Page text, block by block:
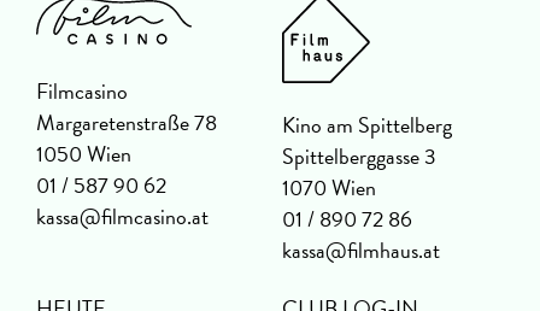
Filmcasino
Margaretenstraße 78
1050 Wien
01 / 587 90 62
kassa@filmcasino.at
Kino am Spittelberg
Spittelberggasse 3
1070 Wien
01 / 890 72 86
kassa@filmhaus.at